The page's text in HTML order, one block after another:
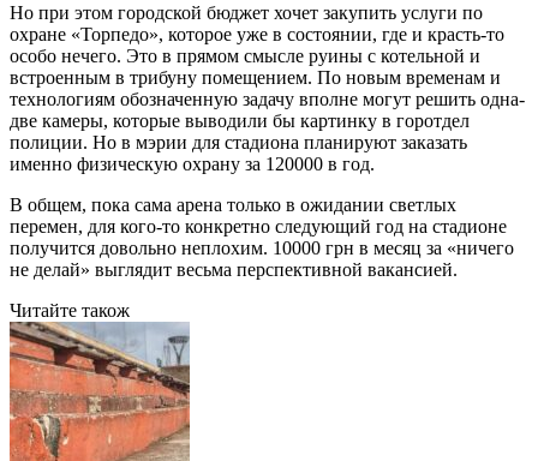
Но при этом городской бюджет хочет закупить услуги по
охране «Торпедо», которое уже в состоянии, где и красть-то
особо нечего. Это в прямом смысле руины с котельной и
встроенным в трибуну помещением. По новым временам и
технологиям обозначенную задачу вполне могут решить одна-
две камеры, которые выводили бы картинку в горотдел
полиции. Но в мэрии для стадиона планируют заказать
именно физическую охрану за 120000 в год.
В общем, пока сама арена только в ожидании светлых
перемен, для кого-то конкретно следующий год на стадионе
получится довольно неплохим. 10000 грн в месяц за «ничего
не делай» выглядит весьма перспективной вакансией.
Читайте також